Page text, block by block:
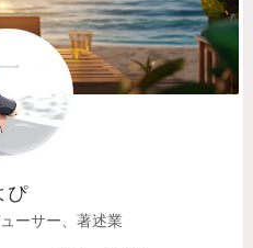
ぴ
ーサー、著述業